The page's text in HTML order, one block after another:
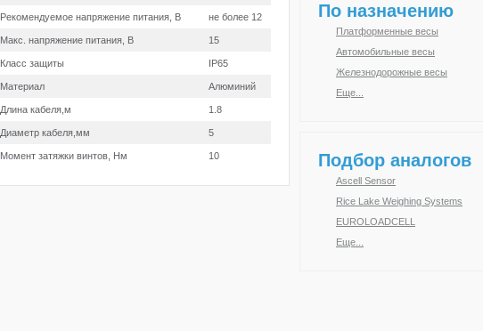
Рекомендуемое напряжение питания, В не более 12
Макс. напряжение питания, В 15
Класс защиты IP65
Материал Алюминий
Длина кабеля,м 1.8
Диаметр кабеля,мм 5
Момент затяжки винтов, Нм 10
По назначению
Платформенные весы
Автомобильные весы
Железнодорожные весы
Еще...
Подбор аналогов
Ascell Sensor
Rice Lake ​Weighing Systems
EUROLOADCELL
Еще...